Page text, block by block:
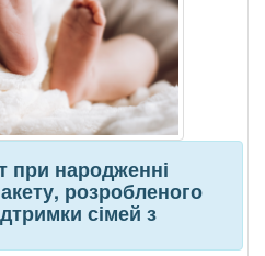
при народженні
розробленого
сімей з